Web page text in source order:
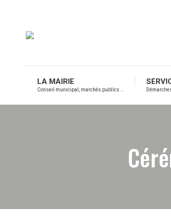
LA MAIRIE
Conseil municipal, marchés publics …